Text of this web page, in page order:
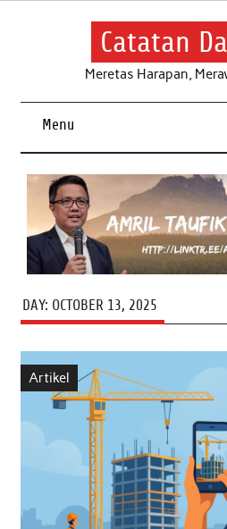
Skip
Catatan
Meretas Harapan,
Menu
DAY: OCTOBER 13, 2025
Artikel